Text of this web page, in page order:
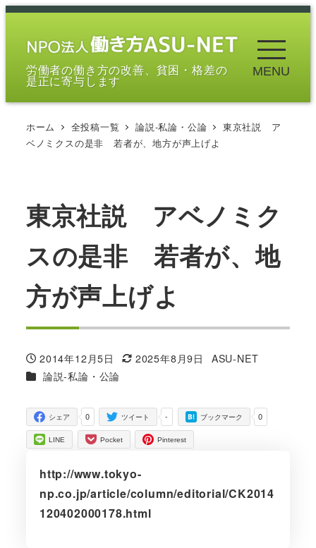
メ
労働者の働き方の改善、貧困・格差の
是正に寄与します
MENU
ホーム 全投稿一覧 論説-私論・公論
東京社説 ア
ベノミクスの是非 若者が、地方が声上げよ
東京社説 アベノミク
スの是非 若者が、地
方が声上げよ
投稿日
2014年12月5日
更新日
2025年8月9日
著
ASU-NET
カテゴリー
論説-私論・公論
0
シェア -
ツイート 0
ブックマーク
LINE Pocket Pinterest
http://www.tokyo-
np.co.jp/article/column/editorial/CK2014
120402000178.html